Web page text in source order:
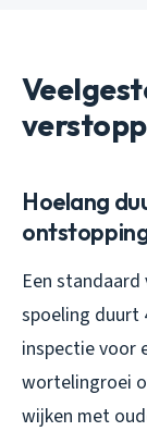
Hoelang
Een
spoeling duurt
inspectie voor
wortelingroei
wijken met